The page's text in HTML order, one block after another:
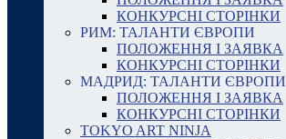
КОНКУРСНІ СТОРІНКИ
РИМ: ТАЛАНТИ ЄВРОПИ
ПОЛОЖЕННЯ І ЗАЯВКА
КОНКУРСНІ СТОРІНКИ
МАДРИД: ТАЛАНТИ ЄВРОПИ
ПОЛОЖЕННЯ І ЗАЯВКА
КОНКУРСНІ СТОРІНКИ
TOKYO ART NINJA